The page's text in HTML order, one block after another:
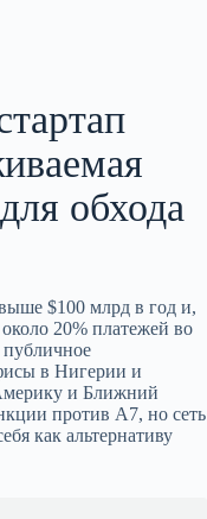
обхода
$100 млрд в год и,
20% платежей во
в Нигерии и
и Ближний
против A7, но сеть
как альтернативу